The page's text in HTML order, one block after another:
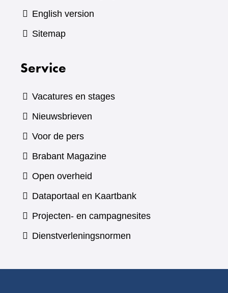
English version
Sitemap
Service
Vacatures en stages
Nieuwsbrieven
Voor de pers
Brabant Magazine(verwijst
andere
website)
Open overheid
Dataportaal en Kaartbank(verwijst
naar
Projecten- en campagnesites
Dienstverleningsnormen